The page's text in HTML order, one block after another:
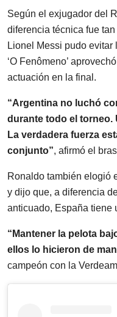
Según el exjugador del
diferencia técnica fue
Lionel Messi pudo
‘O Fenômeno’
actuación en la final.
“Argentina no luchó
durante todo el torneo.
La verdadera fuerza
conjunto”, afirmó el
Ronaldo también elogió
y dijo que, a diferencia
anticuado, España tiene
“Mantener la pelota
ellos lo hicieron de
campeón con la